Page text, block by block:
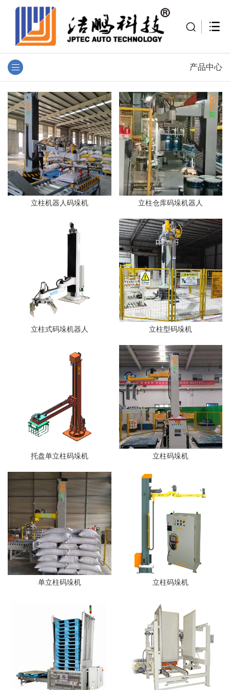
产品中心
立柱机器人码垛机 立柱仓库码垛机器人
立柱式码垛机器人 立柱型码垛机
托盘单立柱码垛机 立柱码垛机
单立柱码垛机 立柱码垛机